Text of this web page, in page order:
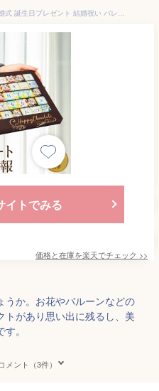
チョコレート電報 40文字 祝電 結婚式 誕生日プレゼント 結婚祝い バレンタインチョコレート 2025 出産祝い 開店祝い 周年祝い 記念日 お祝い 母の日 入学祝い 入園祝い 女友達 プレゼント ギフト お礼 お返し お祝い電報 お菓子 スイーツ おしゃれ かわいい 面白い 当日出荷
イトでみる
価格と在庫を楽天でチェック >>
うか。お花やバルーンなどの
トがあり思い出に残るし、美
。
メント（3件）